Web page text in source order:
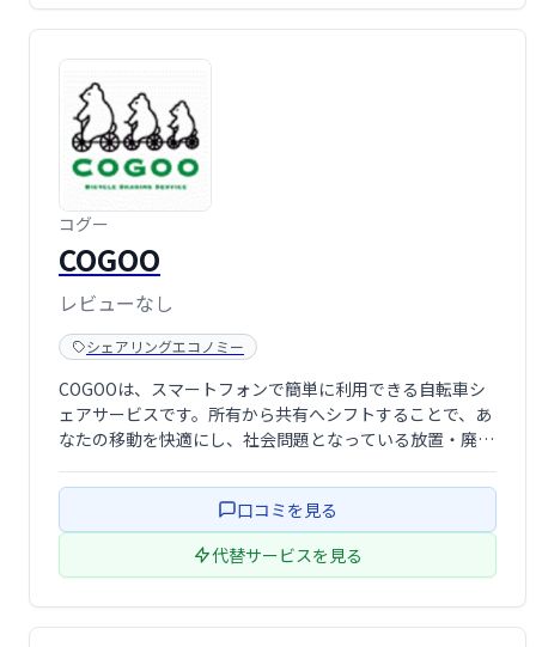
コグー
COGOO
レビューなし
シェアリングエコノミー
COGOOは、スマートフォンで簡単に利用できる自転車シ
ェアサービスです。所有から共有へシフトすることで、あ
なたの移動を快適にし、社会問題となっている放置・廃棄
に利用できるCOGOOで、サステナブルな移動手段を体験
口コミを見る
代替サービスを見る